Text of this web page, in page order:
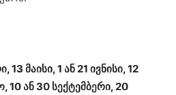
მაისი, 1 ან 21 ივნისი, 12
10 ან 30 სექტემბერი, 20